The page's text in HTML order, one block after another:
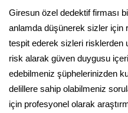
Giresun özel dedektif firması
anlamda düşünerek sizler için
tespit ederek sizleri risklerden
risk alarak güven duygusu
edebilmeniz şüphelerinizden
delillere sahip olabilmeniz
için profesyonel olarak